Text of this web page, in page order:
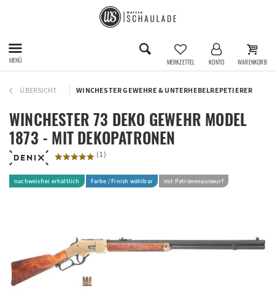
MENÜ MERKZETTEL KONTO WARENKORB
ÜBERSICHT WINCHESTER GEWEHRE & UNTERHEBELREPETIERER
WINCHESTER 73 DEKO GEWEHR MODEL
1873 - MIT DEKOPATRONEN
(1)
nachweisfrei erhältlich Farbe / Finish wählbar mit Patronenauswurf